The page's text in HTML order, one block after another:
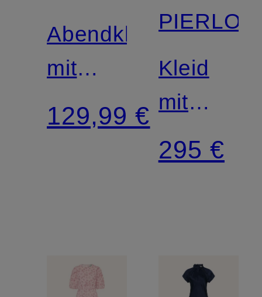
Abendkleid
mit
Volants
129,99 €
PIERLOT
Kleid
mit
Rüschen
295 €